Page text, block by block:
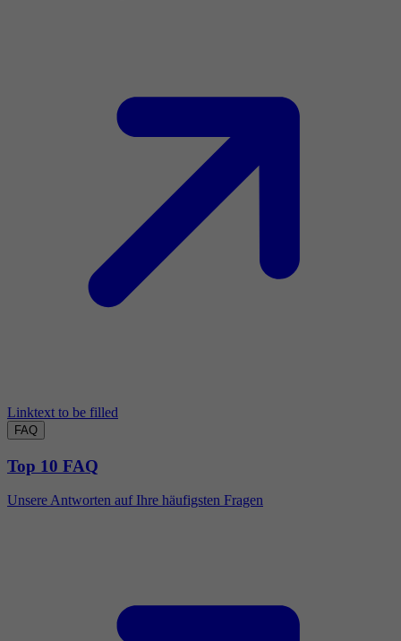
Linktext to be filled
FAQ
Top 10 FAQ
Unsere Antworten auf Ihre häufigsten Fragen